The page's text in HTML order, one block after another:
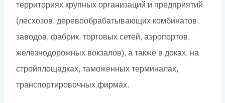
территориях крупных организаций и предприятий
(лесхозов, деревообрабатывающих комбинатов,
заводов, фабрик, торговых сетей, аэропортов,
железнодорожных вокзалов), а также в доках, на
стройплощадках, таможенных терминалах,
транспортировочных фирмах.